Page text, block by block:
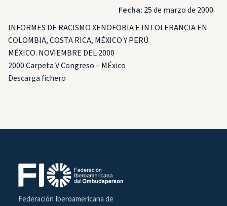
Fecha: 25 de marzo de 2000
INFORMES DE RACISMO XENOFOBIA E INTOLERANCIA EN
COLOMBIA, COSTA RICA, MÉXICO Y PERÚ
MÉXICO. NOVIEMBRE DEL 2000
2000 Carpeta V Congreso – MÉxico
Descarga fichero
Federación Iberoamericana de